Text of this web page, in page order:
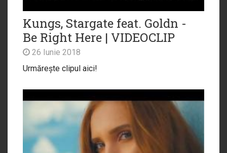
Kungs, Stargate feat. Goldn -
Be Right Here | VIDEOCLIP
26 Iunie 2018
Urmărește clipul aici!